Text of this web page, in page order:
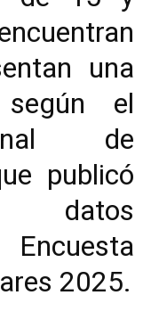
una
el
de
publicó
datos
2025.